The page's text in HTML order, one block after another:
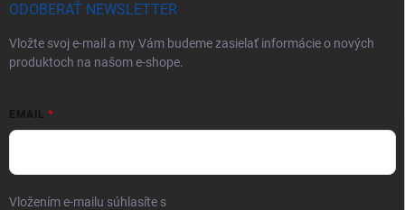
ODOBERAŤ NEWSLETTER
Vložte svoj e-mail a my Vám budeme zasielať informácie o nových
produktoch na našom e-shope.
EMAIL
Vložením e-mailu súhlasíte s